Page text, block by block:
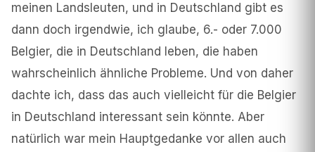
meinen Landsleuten, und in Deutschland gibt es
dann doch irgendwie, ich glaube, 6.- oder 7.000
Belgier, die in Deutschland leben, die haben
wahrscheinlich ähnliche Probleme. Und von daher
dachte ich, dass das auch vielleicht für die Belgier
in Deutschland interessant sein könnte. Aber
natürlich war mein Hauptgedanke vor allen auch